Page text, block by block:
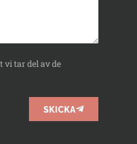
vi tar del av de
SKICKA